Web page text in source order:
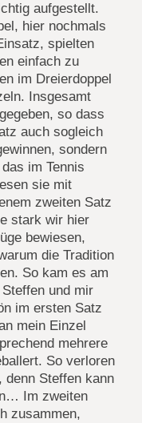
aufgestellt.
hier nochmals
spielten
einfach zu
im Dreierdoppel
Insgesamt
so dass
auch sogleich
sondern
im Tennis
sie mit
zweiten Satz
stark wir hier
bewiesen,
die Tradition
So kam es am
und mir
im ersten Satz
mein Einzel
mehrere
So verloren
Steffen kann
Im zweiten
zusammen,